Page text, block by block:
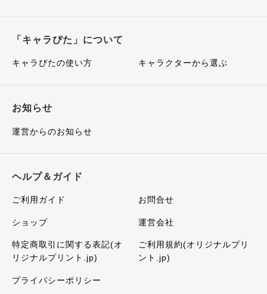
「キャラぴた」について
キャラぴたの使い方 キャラクターから選ぶ
お知らせ
運営からのお知らせ
ヘルプ＆ガイド
ご利用ガイド お問合せ
ショップ 運営会社
特定商取引に関する表記(オ
リジナルプリント.jp)
ご利用規約(オリジナルプリ
ント.jp)
プライバシーポリシー